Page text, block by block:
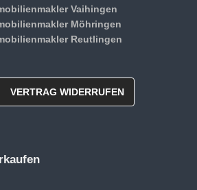
Vaihingen
Möhringen
Reutlingen
VERTRAG WIDERRUFEN